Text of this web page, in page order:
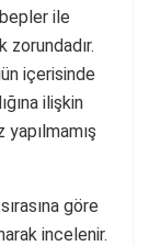
ile
içerisinde
ilişkin
göre
incelenir.